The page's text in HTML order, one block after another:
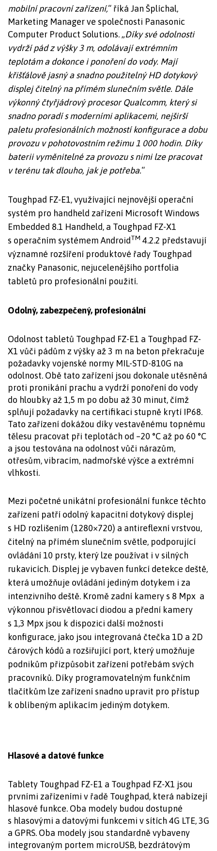
mobilní pracovní zařízení,“ říká Jan Šplíchal,
Marketing Manager ve společnosti Panasonic
Computer Product Solutions. „Díky své odolnosti
vydrží pád z výšky 3 m, odolávají extrémním
teplotám a dokonce i ponoření do vody. Mají
křišťálově jasný a snadno použitelný HD dotykový
displej čitelný na přímém slunečním světle. Dále
výkonný čtyřjádrový procesor Qualcomm, který si
snadno poradí s moderními aplikacemi, nejširší
paletu profesionálních možností konfigurace a dobu
provozu v pohotovostním režimu 1 000 hodin. Díky
baterii vyměnitelné za provozu s nimi lze pracovat
v terénu tak dlouho, jak je potřeba.“
Toughpad FZ-E1, využívající nejnovější operační
systém pro handheld zařízení Microsoft Windows
Embedded 8.1 Handheld, a Toughpad FZ-X1
s operačním systémem AndroidTM 4.2.2 představují
významné rozšíření produktové řady Toughpad
značky Panasonic, nejucelenějšího portfolia
tabletů pro profesionální použití.
Odolný, zabezpečený, profesionální
Odolnost tabletů Toughpad FZ-E1 a Toughpad FZ-
X1 vůči pádům z výšky až 3 m na beton překračuje
požadavky vojenské normy MIL-STD-810G na
odolnost. Obě tato zařízení jsou dokonale utěsněná
proti pronikání prachu a vydrží ponoření do vody
do hloubky až 1,5 m po dobu až 30 minut, čímž
splňují požadavky na certifikaci stupně krytí IP68.
Tato zařízení dokážou díky vestavěnému topnému
tělesu pracovat při teplotách od –20 °C až po 60 °C
a jsou testována na odolnost vůči nárazům,
otřesům, vibracím, nadmořské výšce a extrémní
vlhkosti.
Mezi početné unikátní profesionální funkce těchto
zařízení patří odolný kapacitní dotykový displej
s HD rozlišením (1280×720) a antireflexní vrstvou,
čitelný na přímém slunečním světle, podporující
ovládání 10 prsty, který lze používat i v silných
rukavicích. Displej je vybaven funkcí detekce deště,
která umožňuje ovládání jediným dotykem i za
intenzivního deště. Kromě zadní kamery s 8 Mpx a
výkonnou přisvětlovací diodou a přední kamery
s 1,3 Mpx jsou k dispozici další možnosti
konfigurace, jako jsou integrovaná čtečka 1D a 2D
čárových kódů a rozšiřující port, který umožňuje
podnikům přizpůsobit zařízení potřebám svých
pracovníků. Díky programovatelným funkčním
tlačítkům lze zařízení snadno upravit pro přístup
k oblíbeným aplikacím jediným dotykem.
Hlasové a datové funkce
Tablety Toughpad FZ-E1 a Toughpad FZ-X1 jsou
prvními zařízeními v řadě Toughpad, která nabízejí
hlasové funkce. Oba modely budou dostupné
s hlasovými a datovými funkcemi v sítích 4G LTE, 3G
a GPRS. Oba modely jsou standardně vybaveny
integrovaným portem microUSB, bezdrátovým